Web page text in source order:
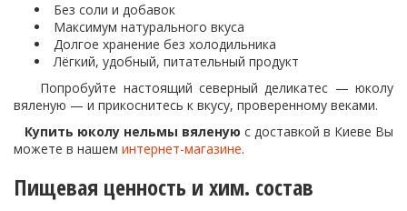
Без соли и добавок
Максимум натурального вкуса
Долгое хранение без холодильника
Лёгкий, удобный, питательный продукт
Попробуйте настоящий северный деликатес — юколу
вяленую — и прикоснитесь к вкусу, проверенному веками.
Купить юколу нельмы вяленую с доставкой в Киеве Вы
можете в нашем интернет-магазине.
Пищевая ценность и хим. состав